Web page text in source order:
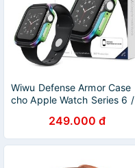
Wiwu Defense Armor Case
cho Apple Watch Series 6 /
chống sốc viền thép cho
đông hồ apple
249.000 đ